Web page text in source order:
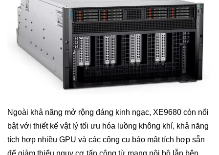
Ngoài khả năng mở rộng đáng kinh ngạc, XE9680 còn nổi
bật với thiết kế vật lý tối ưu hóa luồng không khí, khả năng
tích hợp nhiều GPU và các công cụ bảo mật tích hợp sẵn
để giảm thiểu nguy cơ tấn công từ mạng nội bộ lẫn bên